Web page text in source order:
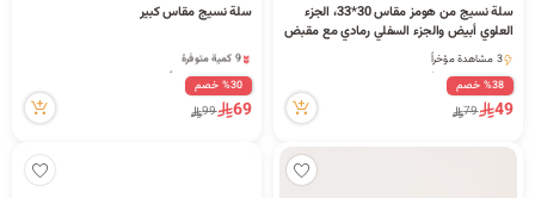
سلة نسيج من هومز مقاس 30*33، الجزء
العلوي أبيض والجزء السفلي رمادي مع مقبض
مخفي
3 مشاهدة مؤخراً
3 مشاهدة مؤخراً%38 خصم
49
79
سلة نسيج مقاس كبير
9 كمية متوفرة
1 مشاهدة مؤخراً
9 كمية متوفرة
1 مشاهدة مؤخراً
%30 خصم
69
99